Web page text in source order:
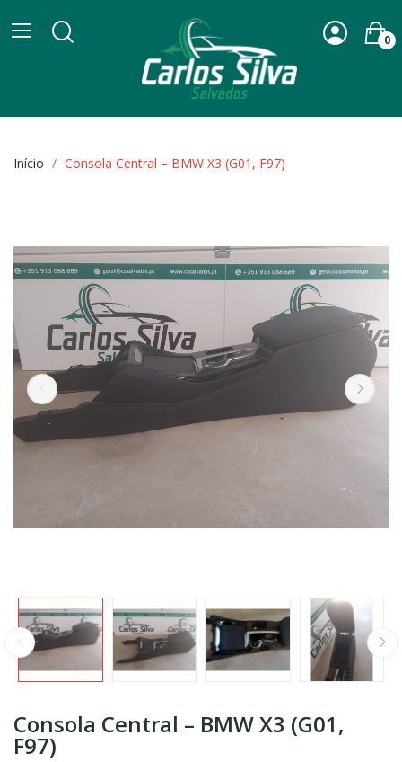
0
Início Consola Central – BMW X3 (G01, F97)
Consola Central – BMW X3 (G01,
F97)